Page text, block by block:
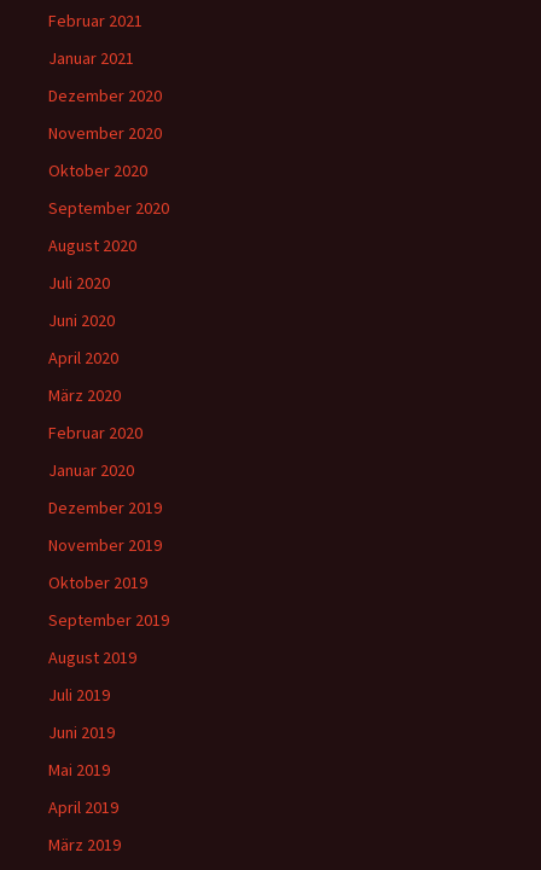
Februar 2021
Januar 2021
Dezember 2020
November 2020
Oktober 2020
September 2020
August 2020
Juli 2020
Juni 2020
April 2020
März 2020
Februar 2020
Januar 2020
Dezember 2019
November 2019
Oktober 2019
September 2019
August 2019
Juli 2019
Juni 2019
Mai 2019
April 2019
März 2019